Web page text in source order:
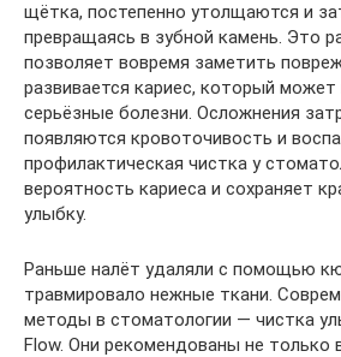
щётка, постепенно утолщаются и
превращаясь в зубной камень. Это
позволяет вовремя заметить
развивается кариес, который может
серьёзные болезни. Осложнения
появляются кровоточивость и
профилактическая чистка у
вероятность кариеса и сохраняет
улыбку.
Раньше налёт удаляли с помощью
травмировало нежные ткани.
методы в стоматологии — чистка
Flow. Они рекомендованы не только